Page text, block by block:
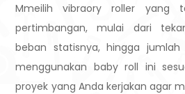
Mmeilih vibraory roller yang
pertimbangan, mulai dari
beban statisnya, hingga
menggunakan baby roll ini
proyek yang Anda kerjakan agar